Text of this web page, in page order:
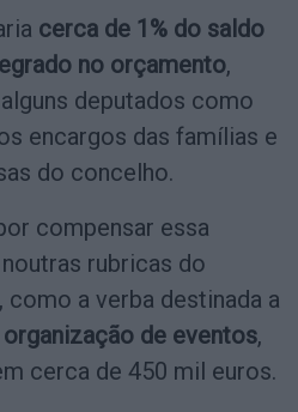
cerca de 1% do saldo
no orçamento,
deputados como
encargos das famílias e
do concelho.
compensar essa
rubricas do
a verba destinada a
de eventos,
cerca de 450 mil euros.